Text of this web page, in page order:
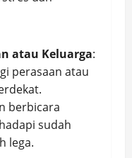
atau Keluarga:
perasaan atau
berbicara
sudah
lega.